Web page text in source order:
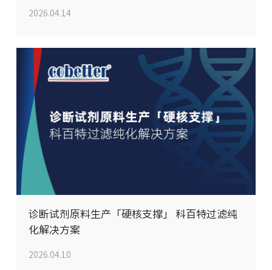
2026.04.14
诊断试剂原料生产「硬核支撑」 科百特过滤纯
化解决方案
2026.04.10